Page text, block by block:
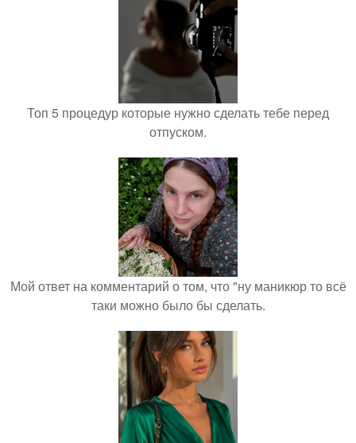
Топ 5 процедур которые нужно сделать тебе перед
отпуском.
Мой ответ на комментарий о том, что "ну маникюр то всё
таки можно было бы сделать.